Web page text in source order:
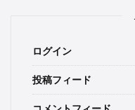
ログイン
投稿フィード